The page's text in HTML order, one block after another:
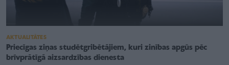
AKTUALITĀTES
Priecīgas ziņas studētgribētājiem, kuri zinības apgūs pēc
brīvprātīgā aizsardzības dienesta